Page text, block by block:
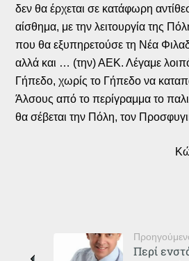
δεν θα έρχεται σε κατάφωρη
αίσθημα, με την λειτουργία της
που θα εξυπηρετούσε τη Νέα
αλλά και … (την) ΑΕΚ. Λέγαμε
Γήπεδο, χωρίς το Γήπεδο να
Άλσους από το περίγραμμα το
θα σέβεται την Πόλη, τον
Περί